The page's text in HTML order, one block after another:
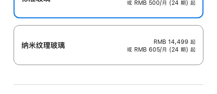
或 RMB 500/月 (24 期) 起
纳米纹理玻璃 RMB 14,499 起
或 RMB 605/月 (24 期) 起